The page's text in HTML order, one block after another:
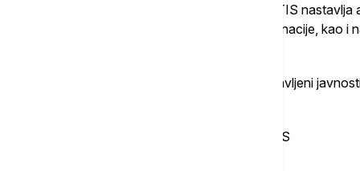
Kao institucionalni partner EXPO 2027, ATIS
prepoznatljivosti Srbije kao turističke destinacije, kao
Prvi turistički programi i paketi biće predstavljeni
Asocijacija turističke industrije Srbije - ATIS